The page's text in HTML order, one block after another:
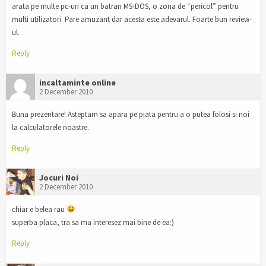
arata pe multe pc-uri ca un batran MS-DOS, o zona de “pericol” pentru
multi utilizatori. Pare amuzant dar acesta este adevarul. Foarte bun review-
ul.
Reply
incaltaminte online
2 December 2010
Buna prezentare! Asteptam sa apara pe piata pentru a o putea folosi si noi
la calculatorele noastre.
Reply
Jocuri Noi
2 December 2010
chiar e belea rau
superba placa, tra sa ma interesez mai bine de ea:)
Reply